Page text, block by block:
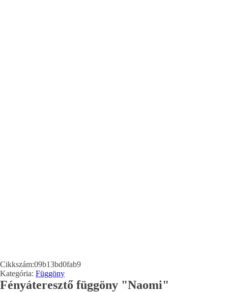
Cikkszám:09b13bd0fab9
Kategória: Függöny
Fényáteresztő függöny "Naomi"